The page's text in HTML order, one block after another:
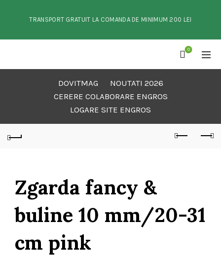
TRANSPORT GRATUIT LA COMANDA DE MINIMUM 200 LEI
0
DOVITMAG
NOUTATI 2026
CERERE COLABORARE ENGROS
LOGARE SITE ENGROS
Zgarda fancy &
buline 10 mm/20-31
cm pink